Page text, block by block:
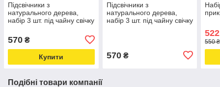
Підсвічники з
натурального дерева,
набір 3 шт. під чайну свічку
колір)
570 ₴
Купити
Підсвічники з
натурального дерева,
набір 3 шт. під чайну свічку
570₴
550
Подібні товари компанії